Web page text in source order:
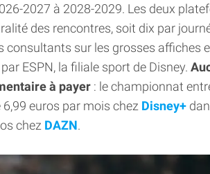
2027 à 2028-2029. Les deux
des rencontres, soit dix par
consultants sur les grosses affiches
ESPN, la filiale sport de Disney.
à payer : le championnat
euros par mois chez Disney+
chez DAZN.